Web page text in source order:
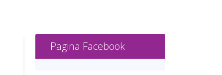
Pagina Facebook